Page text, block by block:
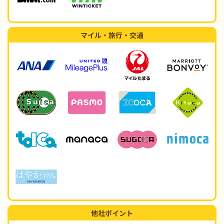
マイル・旅行・交通
他社ポイント